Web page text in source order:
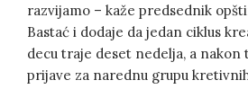
razvijamo – kaže predsednik
Bastać i dodaje da jedan ciklus
decu traje deset nedelja, a nakon
prijave za narednu grupu